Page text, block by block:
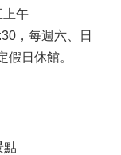
上午
，每週六、日
假日休館。
點